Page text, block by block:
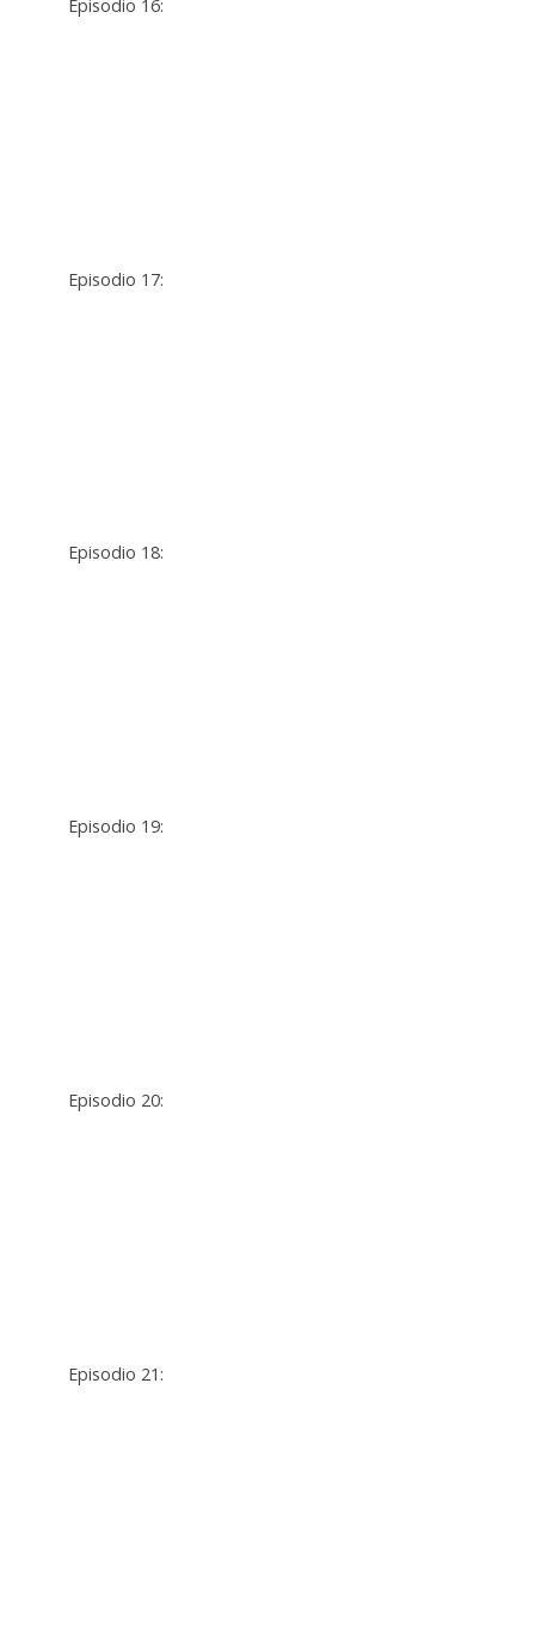
Episodio 16:
Episodio 17:
Episodio 18:
Episodio 19:
Episodio 20:
Episodio 21: